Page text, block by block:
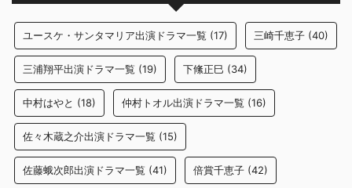
ユースケ・サンタマリア出演ドラマ一覧 (17) 三崎千恵子 (40)
三浦翔平出演ドラマ一覧 (19) 下絛正巳 (34)
中村はやと (18) 仲村トオル出演ドラマ一覧 (16)
佐々木蔵之介出演ドラマ一覧 (15)
佐藤蛾次郎出演ドラマ一覧 (41) 倍賞千恵子 (42)